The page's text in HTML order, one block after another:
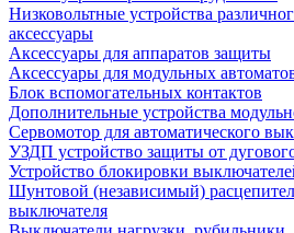
Низковольтные устройства
аксессуары
Аксессуары для аппаратов защиты
Аксессуары для модульных
Блок вспомогательных контактов
Дополнительные устройства
Сервомотор для автоматического
УЗДП устройство защиты от
Устройство блокировки
Шунтовой (независимый)
выключателя